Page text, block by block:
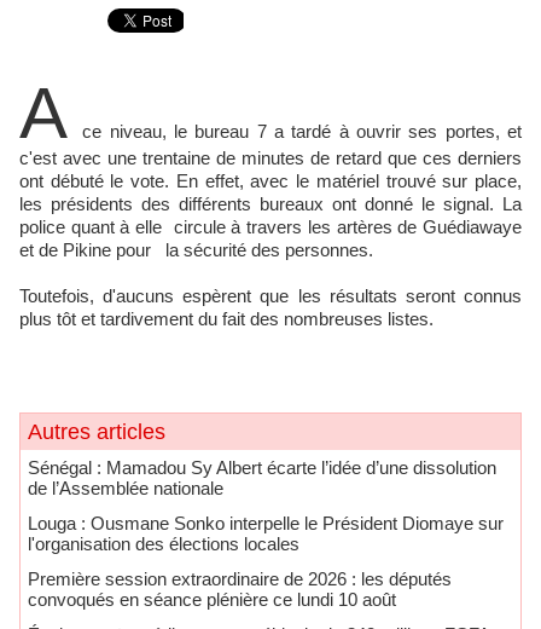
A
ce niveau, le bureau 7 a tardé à ouvrir ses portes, et
c'est avec une trentaine de minutes de retard que ces derniers
ont débuté le vote. En effet, avec le matériel trouvé sur place,
les présidents des différents bureaux ont donné le signal. La
police quant à elle circule à travers les artères de Guédiawaye
et de Pikine pour la sécurité des personnes.
Toutefois, d'aucuns espèrent que les résultats seront connus
plus tôt et tardivement du fait des nombreuses listes.
Autres articles
Sénégal : Mamadou Sy Albert écarte l’idée d’une dissolution
de l’Assemblée nationale
Louga : Ousmane Sonko interpelle le Président Diomaye sur
l'organisation des élections locales
Première session extraordinaire de 2026 : les députés
convoqués en séance plénière ce lundi 10 août